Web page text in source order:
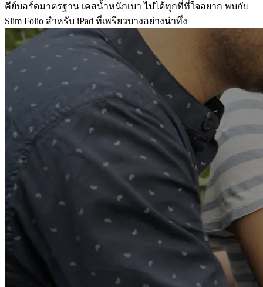
คีย์บอร์ดมาตรฐาน เคสน้ำหนักเบา ไปได้ทุกที่ที่ใจอยาก พบกับ
Slim Folio สำหรับ iPad ที่เพรียวบางอย่างน่าทึ่ง